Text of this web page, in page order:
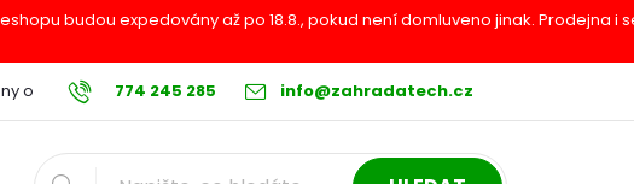
budou expedovány až po 18.8., pokud není domluveno jinak. Prodejna i
774 245 285 info@zahradatech.cz
osobních údajů Reklamační řád Postup při nákupu na splátky ESSOX